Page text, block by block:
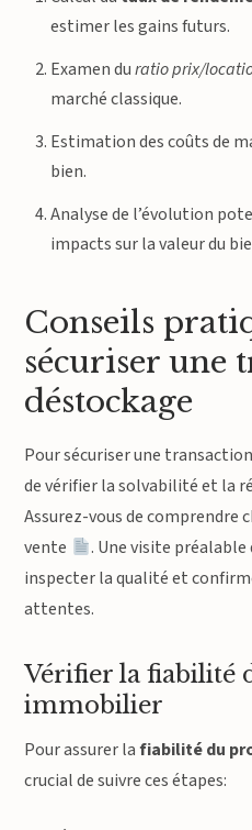
estimer les gains futurs.
Examen duratio prix/
marché classique.
Estimation des coûts de
bien.
Analyse de l’évolution
impacts sur la valeur du
Conseils
sécuriser une
déstockage
Pour sécuriser une
de vérifier la solvabilité et la
Assurez-vous de comprendre
vente
. Une visite préalable
inspecter la qualité et
attentes.
Vérifier la fiabilité
immobilier
Pour assurer lafiabilité du
crucial de suivre ces étapes: